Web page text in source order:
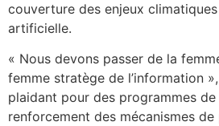
couverture des enjeux
artificielle.
« Nous devons passer de la
femme stratège de l’information
plaidant pour des programmes
renforcement des mécanismes